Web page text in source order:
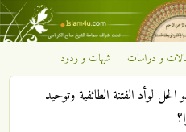
و دراسات شبهات و ردود
الحل لوأد الفتنة الطائفية وتوحيد